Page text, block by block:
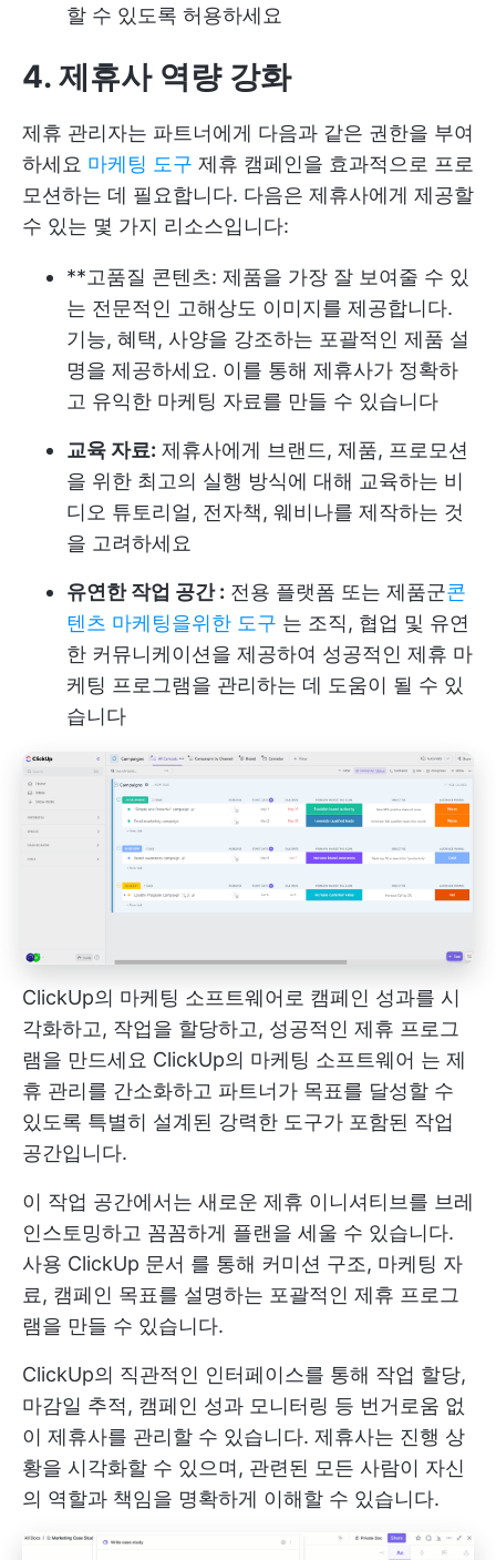
할 수 있도록 허용하세요
4. 제휴사 역량 강화
제휴 관리자는 파트너에게 다음과 같은 권한을 부여
하세요 마케팅 도구 제휴 캠페인을 효과적으로 프로
모션하는 데 필요합니다. 다음은 제휴사에게 제공할
수 있는 몇 가지 리소스입니다:
**고품질 콘텐츠: 제품을 가장 잘 보여줄 수 있
는 전문적인 고해상도 이미지를 제공합니다.
기능, 혜택, 사양을 강조하는 포괄적인 제품 설
명을 제공하세요. 이를 통해 제휴사가 정확하
고 유익한 마케팅 자료를 만들 수 있습니다
교육 자료: 제휴사에게 브랜드, 제품, 프로모션
을 위한 최고의 실행 방식에 대해 교육하는 비
디오 튜토리얼, 전자책, 웨비나를 제작하는 것
을 고려하세요
유연한 작업 공간 : 전용 플랫폼 또는 제품군콘
텐츠 마케팅을위한 도구 는 조직, 협업 및 유연
한 커뮤니케이션을 제공하여 성공적인 제휴 마
케팅 프로그램을 관리하는 데 도움이 될 수 있
습니다
ClickUp의 마케팅 소프트웨어로 캠페인 성과를 시
각화하고, 작업을 할당하고, 성공적인 제휴 프로그
램을 만드세요 ClickUp의 마케팅 소프트웨어 는 제
휴 관리를 간소화하고 파트너가 목표를 달성할 수
있도록 특별히 설계된 강력한 도구가 포함된 작업
공간입니다.
이 작업 공간에서는 새로운 제휴 이니셔티브를 브레
인스토밍하고 꼼꼼하게 플랜을 세울 수 있습니다.
사용 ClickUp 문서 를 통해 커미션 구조, 마케팅 자
료, 캠페인 목표를 설명하는 포괄적인 제휴 프로그
램을 만들 수 있습니다.
ClickUp의 직관적인 인터페이스를 통해 작업 할당,
마감일 추적, 캠페인 성과 모니터링 등 번거로움 없
이 제휴사를 관리할 수 있습니다. 제휴사는 진행 상
황을 시각화할 수 있으며, 관련된 모든 사람이 자신
의 역할과 책임을 명확하게 이해할 수 있습니다.